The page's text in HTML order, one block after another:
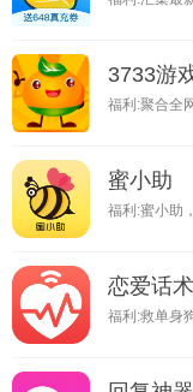
3733游
蜜小助
福利:蜜小助
恋爱话
福利:救单身